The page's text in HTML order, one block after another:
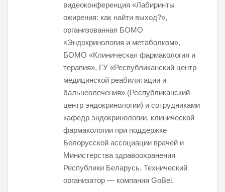
видеоконференция «Лабиринты
ожирения: как найти выход?»,
организованная БОМО
«Эндокринология и метаболизм»,
БОМО «Клиническая фармакология и
терапия», ГУ «Республиканский центр
медицинской реабилитации и
бальнеолечения» (Республиканский
центр эндокринологии) и сотрудниками
кафедр эндокринологии, клинической
фармакологии при поддержке
Белорусской ассоциации врачей и
Министерства здравоохранения
Республики Беларусь. Технический
организатор — компания GoBel.